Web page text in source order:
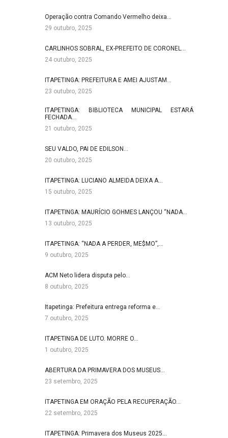
Operação contra Comando Vermelho deixa…
29 outubro, 2025
CARLINHOS SOBRAL, EX-PREFEITO DE CORONEL…
24 outubro, 2025
ITAPETINGA: PREFEITURA E AMEI AJUSTAM…
23 outubro, 2025
ITAPETINGA: BIBLIOTECA MUNICIPAL ESTARÁ
FECHADA…
21 outubro, 2025
SEU VALDO, PAI DE EDILSON…
20 outubro, 2025
ITAPETINGA: LUCIANO ALMEIDA DEIXA A…
15 outubro, 2025
ITAPETINGA: MAURÍCIO GOHMES LANÇOU “NADA…
13 outubro, 2025
ITAPETINGA: “NADA A PERDER, ME$MO”,…
9 outubro, 2025
ACM Neto lidera disputa pelo…
8 outubro, 2025
Itapetinga: Prefeitura entrega reforma e…
7 outubro, 2025
ITAPETINGA DE LUTO. MORRE O…
1 outubro, 2025
ABERTURA DA PRIMAVERA DOS MUSEUS…
23 setembro, 2025
ITAPETINGA EM ORAÇÃO PELA RECUPERAÇÃO…
22 setembro, 2025
ITAPETINGA: Primavera dos Museus 2025…